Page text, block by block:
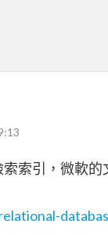
索引，微軟的